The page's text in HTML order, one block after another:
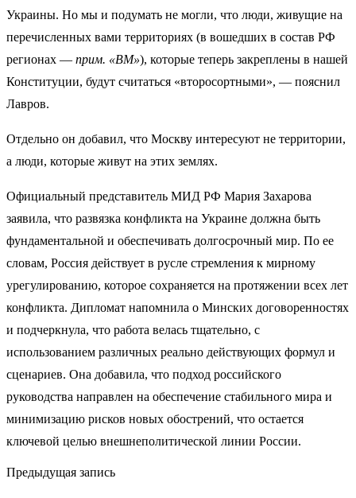
Украины. Но мы и подумать не могли, что люди, живущие на
перечисленных вами территориях (в вошедших в состав РФ
регионах — прим. «ВМ»), которые теперь закреплены в нашей
Конституции, будут считаться «второсортными», — пояснил
Лавров.
Отдельно он добавил, что Москву интересуют не территории,
а люди, которые живут на этих землях.
Официальный представитель МИД РФ Мария Захарова
заявила, что развязка конфликта на Украине должна быть
фундаментальной и обеспечивать долгосрочный мир. По ее
словам, Россия действует в русле стремления к мирному
урегулированию, которое сохраняется на протяжении всех лет
конфликта. Дипломат напомнила о Минских договоренностях
и подчеркнула, что работа велась тщательно, с
использованием различных реально действующих формул и
сценариев. Она добавила, что подход российского
руководства направлен на обеспечение стабильного мира и
минимизацию рисков новых обострений, что остается
ключевой целью внешнеполитической линии России.
Предыдущая запись